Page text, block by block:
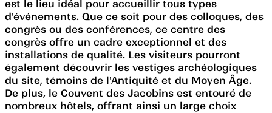
est le lieu idéal pour accueillir tous types
d'événements. Que ce soit pour des colloques, des
congrès ou des conférences, ce centre des
congrès offre un cadre exceptionnel et des
installations de qualité. Les visiteurs pourront
également découvrir les vestiges archéologiques
du site, témoins de l'Antiquité et du Moyen Âge.
De plus, le Couvent des Jacobins est entouré de
nombreux hôtels, offrant ainsi un large choix